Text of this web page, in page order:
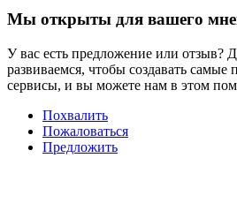
Мы открыты для вашего
У вас есть предложение или отзыв?
развиваемся, чтобы создавать самые
сервисы, и вы можете нам в этом
Похвалить
Пожаловаться
Предложить